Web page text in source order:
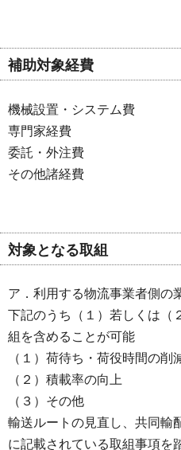
補助対象経費
機械設置・システム費
専門家経費
委託・外注費
その他諸経費
対象となる取組
ア．利用する物流事業者側の
下記のうち（１）若しくは（
組を含めることが可能
（１）荷待ち・荷役時間の削
（２）積載率の向上
（３）その他
輸送ルートの見直し、共同輸
に記載されている取組事項を